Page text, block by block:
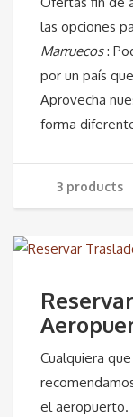
las opciones
Marruecos:
por un país
Aprovecha
forma
3 products
Cualquiera
el aeropuerto.